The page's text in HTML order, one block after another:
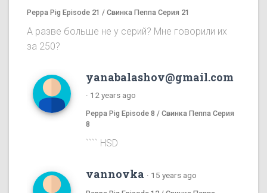
Peppa Pig Episode 21 / Свинка Пеппа Серия 21
А разве больше не у серий? Мне говорили их
за 250?
yanabalashov@gmail.com
· 12 years ago
Peppa Pig Episode 8 / Свинка Пеппа Серия
8
```` HSD
vannovka · 15 years ago